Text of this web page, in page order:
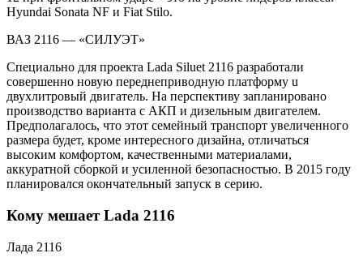
Hyundai Sonata NF и Fiat Stilo.
ВАЗ 2116 — «СИЛУЭТ»
Специально для проекта Lada Siluet 2116 разработали
совершенно новую переднеприводную платформу u
двухлитровый двигатель. На перспективу запланировано
производство варианта c АКП и дизельным двигателем.
Предполагалось, что этот семейный транспорт увеличенного
размера будет, кроме интересного дизайна, отличаться
высоким комфортом, качественными материалами,
аккуратной сборкой и усиленной безопасностью. В 2015 году
планировался окончательный запуск в серию.
Кому мешает Lada 2116
Лада 2116